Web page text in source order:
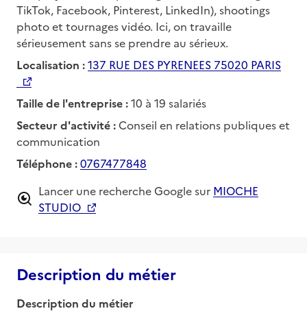
TikTok, Facebook, Pinterest, LinkedIn), shootings
photo et tournages vidéo. Ici, on travaille
sérieusement sans se prendre au sérieux.
Localisation :137 RUE DES PYRENEES 75020 PARIS
Taille de l'entreprise :10 à 19 salariés
Secteur d'activité : Conseil en relations publiques et
communication
Téléphone :0767477848
Lancer une recherche Google sur MIOCHE
STUDIO
Description du métier
Description du métier